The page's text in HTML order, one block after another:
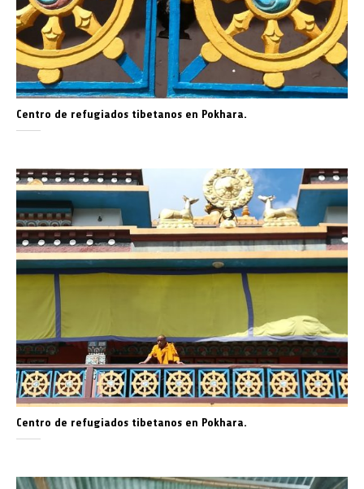
Centro de refugiados tibetanos en Pokhara.
Centro de refugiados tibetanos en Pokhara.